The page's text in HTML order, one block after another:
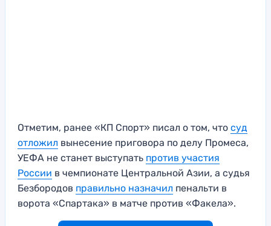
Отметим, ранее «КП Спорт» писал о том, что суд
отложил вынесение приговора по делу Промеса,
УЕФА не станет выступать против участия
России в чемпионате Центральной Азии, а судья
Безбородов правильно назначил пенальти в
ворота «Спартака» в матче против «Факела».